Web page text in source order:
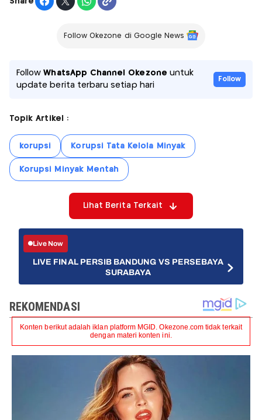
Follow Okezone di Google News
FollowWhatsApp Channel Okezone untuk
update berita terbaru setiap hari
Follow
Topik Artikel :
korupsi Korupsi Tata Kelola Minyak
Korupsi Minyak Mentah
Lihat Berita Terkait
Live Now
LIVE FINAL PERSIB BANDUNG VS PERSEBAYA
SURABAYA